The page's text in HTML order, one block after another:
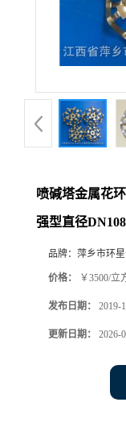
喷碱塔金属花
强型直径
品牌： 萍乡市环星
价格： ￥3500/立
发布日期： 2019-
更新日期： 2026-